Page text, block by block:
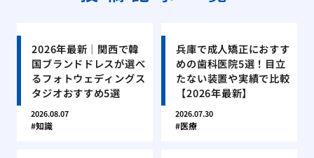
2026年最新｜関西で韓
国ブランドドレスが選べ
るフォトウェディングス
タジオおすすめ5選
2026.08.07
知識
兵庫で成人矯正におすす
めの歯科医院5選！目立
たない装置や実績で比較
【2026年最新】
2026.07.30
医療